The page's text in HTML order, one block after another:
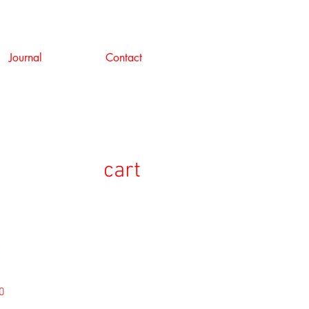
Journal Contact
cart